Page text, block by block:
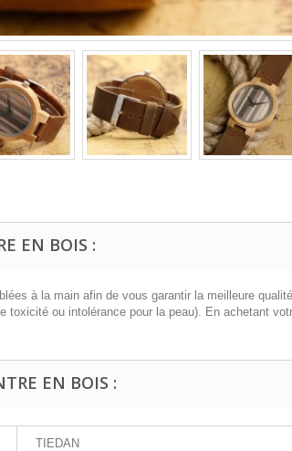
EN BOIS :
à la main afin de vous garantir la meilleure
toxicité ou intolérance pour la peau). En achetant
EN BOIS :
TIEDAN